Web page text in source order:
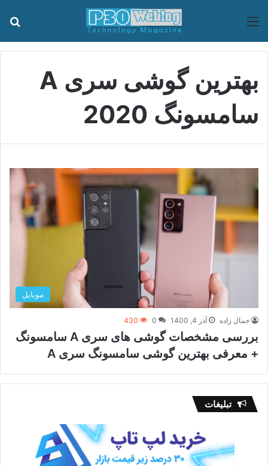
منو
بهترین گوشی سری A
سامسونگ 2020
موبایل
جمال زاده آذر 4, 1400 0
430
بررسی مشخصات گوشی های سری A سامسونگ
+ معرفی بهترین گوشی سامسونگ سری A
تبلیغات